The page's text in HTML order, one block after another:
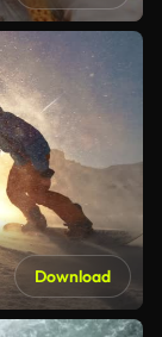
Download